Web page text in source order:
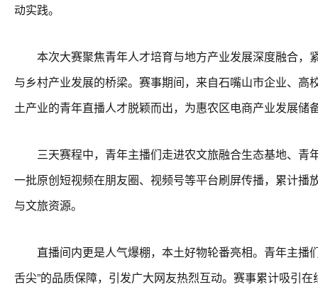
动实践。
本次大赛聚焦青年人才培育与地方产业发展深度融合，紧
与乡村产业发展的桥梁。赛事期间，来自石嘴山市企业、
土产业的青年直播人才脱颖而出，为惠农区电商产业发展储
三天赛程中，青年主播们走进农文旅融合生态基地、青
一批原创短视频在朋友圈、视频号等平台刷屏传播，累计
与文旅资源。
直播间内更是人气爆棚，本土好物轮番亮相。青年主播
舌尖”的品质保障，引发广大网友热烈互动。赛事累计吸引